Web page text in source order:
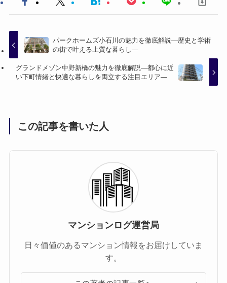
パークホームズ小石川の魅力を徹底解説—歴史と学術
の街で叶える上質な暮らし—
グランドメゾン中野新橋の魅力を徹底解説—都心に近
い下町情緒と快適な暮らしを両立する注目エリア—
この記事を書いた人
マンションログ運営局
日々価値のあるマンション情報をお届けしていま
す。